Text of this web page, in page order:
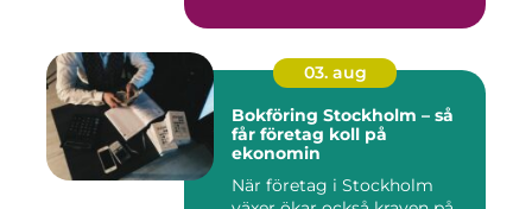
03. aug
Bokföring Stockholm – så
får företag koll på
ekonomin
När företag i Stockholm